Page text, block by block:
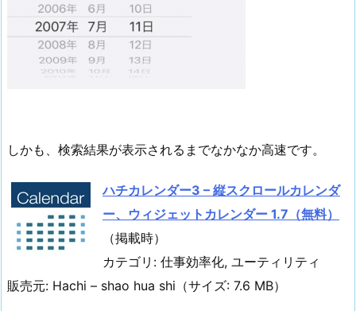
しかも、検索結果が表示されるまでなかなか高速です。
ハチカレンダー3 – 縦スクロールカレンダ
ー、ウィジェットカレンダー 1.7（無料）
（掲載時）
カテゴリ: 仕事効率化, ユーティリティ
販売元: Hachi – shao hua shi（サイズ: 7.6 MB）